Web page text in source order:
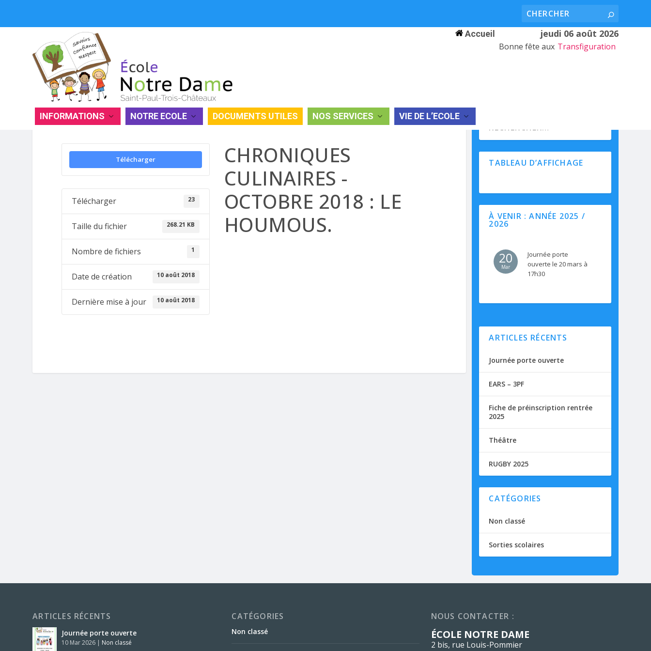
INFORMATIONS NOTRE ECOLE DOCUMENTS UTILES NOS SERVICES VIE DE L’ECOLE
Accueil jeudi 06 août 2026
Bonne fête aux Transfiguration
CHRONIQUES CULINAIRES – OCTOBRE 2018 : LE HOUMOUS.
Télécharger
Télécharger 23
Taille du fichier 268.21 KB
Nombre de fichiers 1
Date de création 10 août 2018
Dernière mise à jour 10 août 2018
CHRONIQUES
CULINAIRES -
OCTOBRE 2018 : LE
HOUMOUS.
TABLEAU D’AFFICHAGE
À VENIR : ANNÉE 2025 /
2026
20
Mar
Journée porte
ouverte le 20 mars à
17h30
ARTICLES RÉCENTS
Journée porte ouverte
EARS – 3PF
Fiche de préinscription rentrée
2025
Théâtre
RUGBY 2025
CATÉGORIES
Non classé
Sorties scolaires
ARTICLES RÉCENTS
Journée porte ouverte
10 Mar 2026 | Non classé
CATÉGORIES
Non classé
NOUS CONTACTER :
ÉCOLE NOTRE DAME
2 bis, rue Louis-Pommier